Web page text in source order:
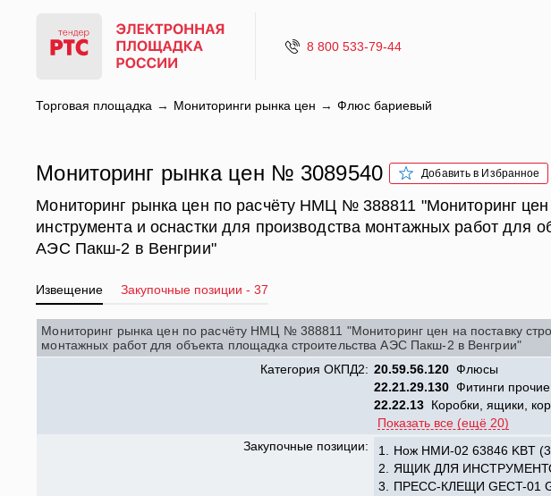
8 800 533-79-44
Торговая площадка Мониторинги рынка цен Флюс бариевый
Мониторинг рынка цен № 3089540 Добавить в Избранное
Мониторинг рынка цен по расчёту НМЦ № 388811 "Мониторинг цен
инструмента и оснастки для производства монтажных работ для
АЭС Пакш-2 в Венгрии"
Извещение Закупочные позиции - 37
Мониторинг рынка цен по расчёту НМЦ № 388811 "Мониторинг цен на поставку
монтажных работ для объекта площадка строительства АЭС Пакш-2 в Венгрии"
Категория ОКПД2: 20.59.56.120 Флюсы
22.21.29.130 Фитинги
22.22.13 Коробки, ящики,
Показать все (ещё 20)
Закупочные позиции:
1.
Нож НМИ-02 63846 KBT
2.
ЯЩИК ДЛЯ
3.
ПРЕСС-КЛЕЩИ GECT-01